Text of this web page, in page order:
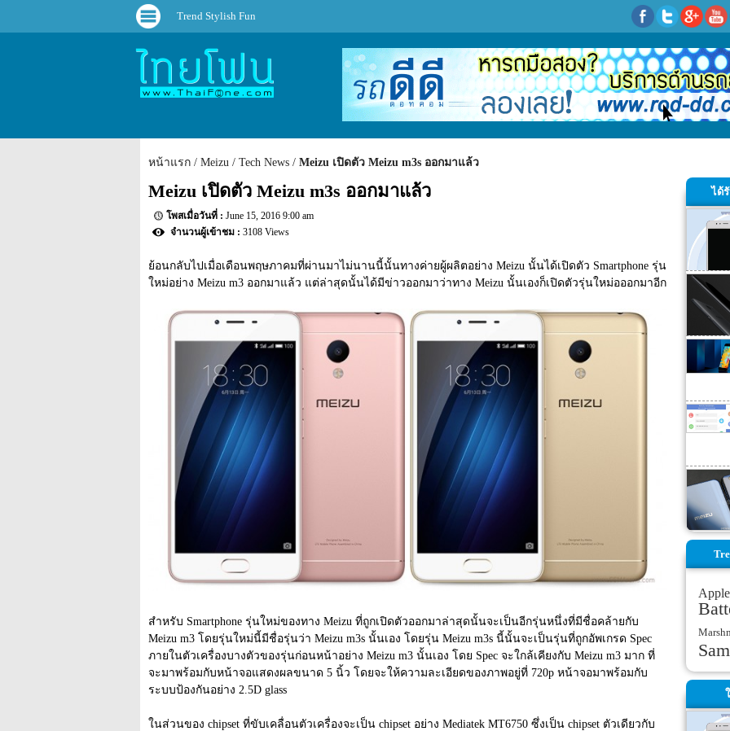
Trend Stylish Fun
หน้าแรก Meizu Tech News Meizu เปิดตัว Meizu m3s ออกมาแล้ว
Meizu เปิดตัว Meizu m3s ออกมาแล้ว
June 15, 2016 9:00 am
3108 Views
ย้อนกลับไปเมื่อเดือนพฤษภาคมที่ผ่านมาไม่นานนี้นั้นทางค่ายผู้ผลิตอย่าง Meizu นั้นได้เปิดตัว Smartphone รุ่น
ใหม่อย่าง Meizu m3 ออกมาแล้ว แต่ล่าสุดนั้นได้มีข่าวออกมาว่าทาง Meizu นั้นเองก็เปิดตัวรุ่นใหม่อออกมาอีก
สำหรับ Smartphone รุ่นใหม่ของทาง Meizu ที่ถูกเปิดตัวออกมาล่าสุดนั้นจะเป็นอีกรุ่นหนึ่งที่มีชื่อคล้ายกับ
Meizu m3 โดยรุ่นใหม่นี้มีชื่อรุ่นว่า Meizu m3s นั้นเอง โดยรุ่น Meizu m3s นี้นั้นจะเป็นรุ่นที่ถูกอัพเกรด Spec
ภายในตัวเครื่องบางตัวของรุ่นก่อนหน้าอย่าง Meizu m3 นั้นเอง โดย Spec จะใกล้เคียงกับ Meizu m3 มาก ที่
จะมาพร้อมกับหน้าจอแสดงผลขนาด 5 นิ้ว โดยจะให้ความละเอียดของภาพอยู่ที่ 720p หน้าจอมาพร้อมกับ
ระบบป้องกันอย่าง 2.5D glass
ในส่วนของ chipset ที่ขับเคลื่อนตัวเครื่องจะเป็น chipset อย่าง Mediatek MT6750 ซึ่งเป็น chipset ตัวเดียวกับ
ได้
Apple